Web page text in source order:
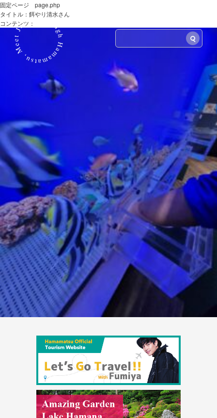
固定ページ page.php
タイトル：餌やり清水さん
コンテンツ：